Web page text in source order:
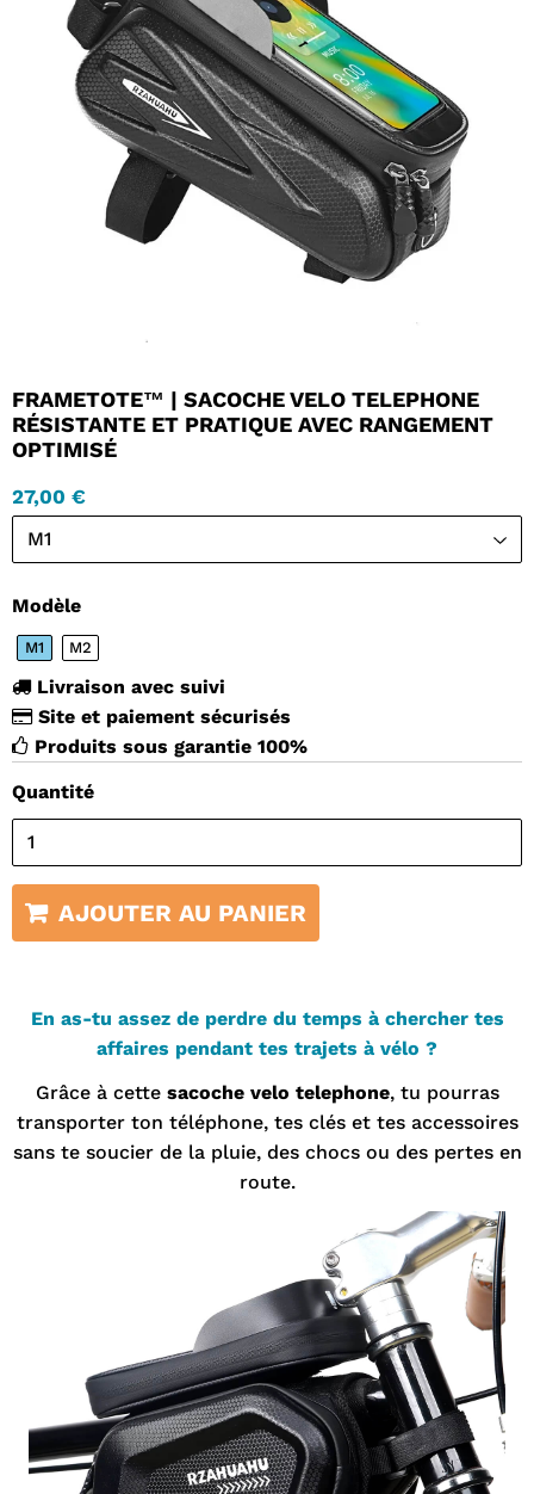
FRAMETOTE™ | SACOCHE VELO TELEPHONE
RÉSISTANTE ET PRATIQUE AVEC RANGEMENT
OPTIMISÉ
27,00 €
Modèle
M1 M2
Livraison avec suivi
Site et paiement sécurisés
Produits sous garantie 100%
Quantité
AJOUTER AU PANIER
En as-tu assez de perdre du temps à chercher tes
affaires pendant tes trajets à vélo ?
Grâce à cette sacoche velo telephone, tu pourras
transporter ton téléphone, tes clés et tes accessoires
sans te soucier de la pluie, des chocs ou des pertes en
route.